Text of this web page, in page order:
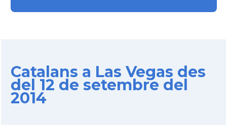
Catalans a Las Vegas des
del 12 de setembre del
2014